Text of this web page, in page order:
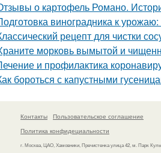
о картофель Романо.
виноградника к
рецепт для чистки
морковь вымытой и
и профилактика
бороться с капустными
Контакты
Пользовательское соглашение
Политика конфидециальности
г. Москва, ЦАО, Хамовники, Пречистенка улица 42, м. Парк